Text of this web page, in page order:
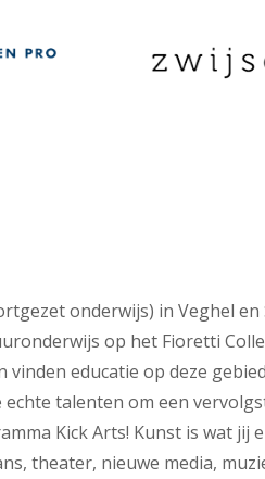
onderwijs) in Veghel
op het Fioretti
educatie op deze
talenten om een
Kick Arts! Kunst is wat jij
theater, nieuwe media,